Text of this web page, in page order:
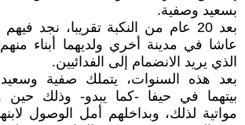
بسعيد وصفية.
بعد 20 عام من النكبة تقريبا، نجد
عاشا في مدينة أخري ولديهما أبناء
الذي يريد الانضمام إلى الفدائيين.
بعد هذه السنوات، يتملك صفية وسعيد
بيتهما في حيفا -كما يبدو- وذلك حين
مواتية لذلك، وبداخلهم أمل الوصول